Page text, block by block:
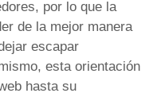
por lo que la
de la mejor manera
escapar
esta orientación
hasta su